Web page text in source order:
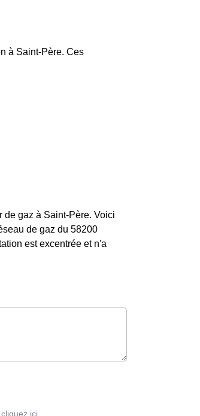
à Saint-Père. Ces
de gaz à Saint-Père. Voici
de gaz du 58200
est excentrée et n'a
cliquez ici